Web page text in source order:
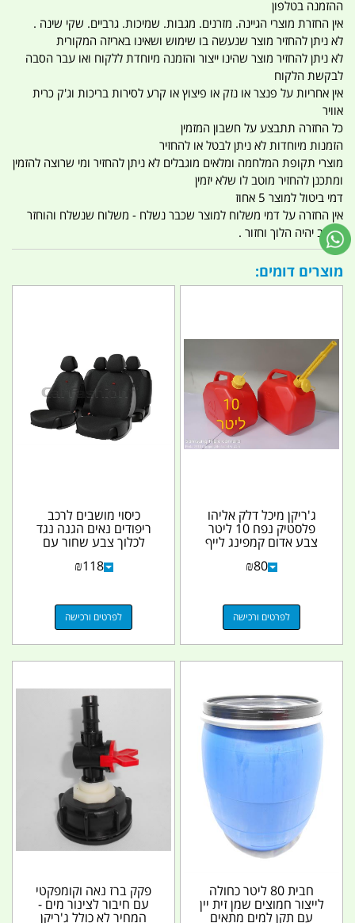
ההזמנה בטלפון
אין החזרת מוצרי הגיינה. מזרנים. מגבות. שמיכות. גרביים. שקי שינה .
לא ניתן להחזיר מוצר שנעשה בו שימוש ושאינו באריזה המקורית
לא ניתן להחזיר מוצר שהינו ייצור והזמנה מיוחדת ללקוח ואו עבר הסבה
לבקשת הלקוח
אין אחריות על פנצר או נזק או פיצוץ או קרע לסירות בריכות וג'ק כרית
אוויר
כל החזרה תתבצע על חשבון המזמין
הזמנות מיוחדות לא ניתן לבטל או להחזיר
מוצרי תקופת המלחמה ומלאים מוגבלים לא ניתן להחזיר ומי שרוצה להזמין
ומתכנן להחזיר מוטב לו שלא יזמין
דמי ביטול למוצר 5 אחוז
אין החזרה על דמי משלוח למוצר שכבר נשלח - משלוח שנשלח והוחזר
החיוב יהיה הלוך וחזור .
מוצרים דומים:
ג'ריקן מיכל דלק אליהו
פלסטיק נפח 10 ליטר
צבע אדום קמפינג לייף
₪80
לפרטים ורכישה
כיסוי מושבים לרכב
ריפודים נאים הגנה נגד
לכלוך צבע שחור עם
הדפס אדום קטן קמפינג...
₪118
לפרטים ורכישה
חבית 80 ליטר כחולה
לייצור חמוצים שמן זית יין
עם תקן למים מתאים
פקק ברז נאה וקומפקטי
עם חיבור לצינור מים -
המחיר לא כולל ג'ריקן